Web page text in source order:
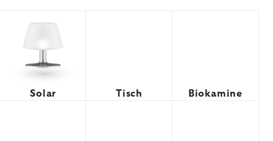
Solar Tisch Biokamine